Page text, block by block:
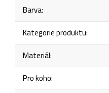
Barva:
Kategorie produktu:
Materiál:
Pro koho: